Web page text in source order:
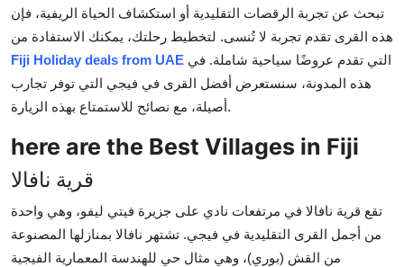
Tech
Real Estate
General
Top 10
Support Number
تبحث عن تجربة الرقصات التقليدية أو استكشاف الحياة الريفية، فإن
هذه القرى تقدم تجربة لا تُنسى. لتخطيط رحلتك، يمكنك الاستفادة من
Fiji Holiday deals from UAE
هذه المدونة، سنستعرض أفضل القرى في فيجي التي توفر تجارب
أصيلة، مع نصائح للاستمتاع بهذه الزيارة.
here are the Best Villages in Fiji
قرية نافالا
تقع قرية نافالا في مرتفعات نادي على جزيرة فيتي ليفو، وهي واحدة
من أجمل القرى التقليدية في فيجي. تشتهر نافالا بمنازلها المصنوعة
من القش (بوري)، وهي مثال حي للهندسة المعمارية الفيجية